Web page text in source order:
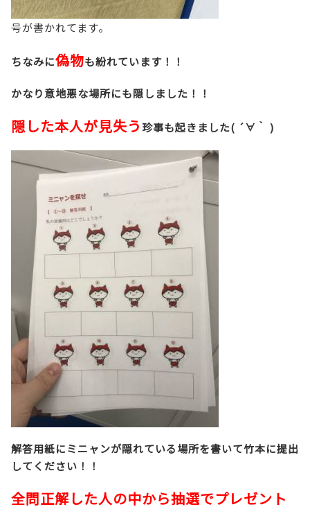
号が書かれてます。
ちなみに偽物も紛れています！！
かなり意地悪な場所にも隠しました！！
隠した本人が見失う 珍事も起きました( ´∀｀ )
解答用紙にミニャンが隠れている場所を書いて竹本に提出
してください！！
全問正解した人の中から抽選でプレゼント